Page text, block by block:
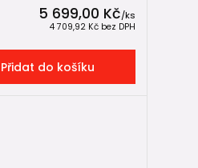
5 699,00 Kč/ks
4 709,92 Kč bez DPH
Přidat do košíku